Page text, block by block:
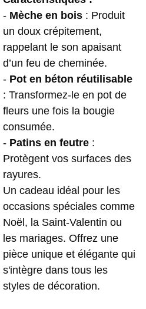
- Mèche en bois : Produit
un doux crépitement,
rappelant le son apaisant
d’un feu de cheminée.
- Pot en béton réutilisable
: Transformez-le en pot de
fleurs une fois la bougie
consumée.
- Patins en feutre :
Protègent vos surfaces des
rayures.
Un cadeau idéal pour les
occasions spéciales comme
Noël, la Saint-Valentin ou
les mariages. Offrez une
pièce unique et élégante qui
s'intègre dans tous les
styles de décoration.